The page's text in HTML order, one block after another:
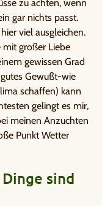
zu achten, wenn
gar nichts passt.
viel ausgleichen.
großer Liebe
gewissen Grad
Gewußt-wie
schaffen) kann
gelingt es mir,
meinen Anzuchten
Punkt Wetter
sind